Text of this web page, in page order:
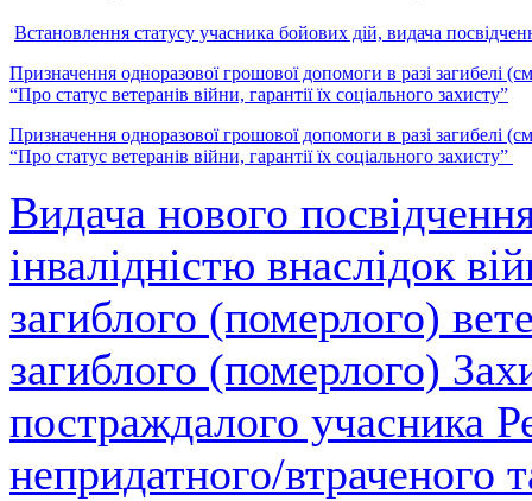
Встановлення статусу учасника бойових дій, видача
Призначення одноразової грошової допомоги в разі загибелі
“Про статус ветеранів війни, гарантії їх соціального захисту”
Призначення одноразової грошової допомоги в разі загибелі
“Про статус ветеранів війни, гарантії їх соціального захисту”
Видача нового
інвалідністю внаслідок
загиблого (померлого)
загиблого (померлого)
постраждалого учасника
непридатного/втраченого